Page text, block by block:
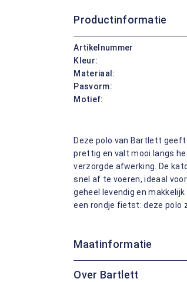
Productinformatie
Artikelnummer
Kleur:
Materiaal:
Pasvorm:
Motief:
Deze polo van Bartlett
prettig en valt mooi langs
verzorgde afwerking. De
snel af te voeren, ideaal
geheel levendig en
een rondje fietst: deze polo
Maatinformatie
Over Bartlett